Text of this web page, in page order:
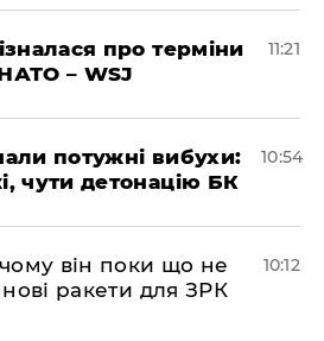
про терміни
– WSJ
11:21
потужні вибухи:
чути детонацію БК
10:54
він поки що не
ракети для ЗРК
10:12